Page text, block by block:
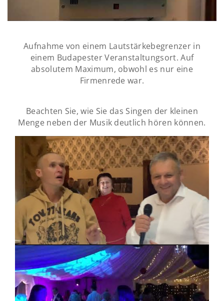
Aufnahme von einem Lautstärkebegrenzer in
einem Budapester Veranstaltungsort. Auf
absolutem Maximum, obwohl es nur eine
Firmenrede war.
Beachten Sie, wie Sie das Singen der kleinen
Menge neben der Musik deutlich hören können.